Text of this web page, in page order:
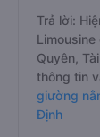
Trả lời:
Quyên,
thông tin
giường
Định